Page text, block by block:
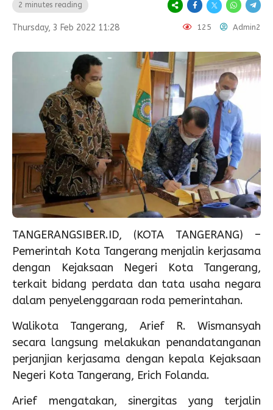
2 minutes reading
Thursday, 3 Feb 2022 11:28 125 Admin2
TANGERANGSIBER.ID, (KOTA TANGERANG) –
Pemerintah Kota Tangerang menjalin kerjasama
dengan Kejaksaan Negeri Kota Tangerang,
terkait bidang perdata dan tata usaha negara
dalam penyelenggaraan roda pemerintahan.
Walikota Tangerang, Arief R. Wismansyah
secara langsung melakukan penandatanganan
perjanjian kerjasama dengan kepala Kejaksaan
Negeri Kota Tangerang, Erich Folanda.
Arief mengatakan, sinergitas yang terjalin